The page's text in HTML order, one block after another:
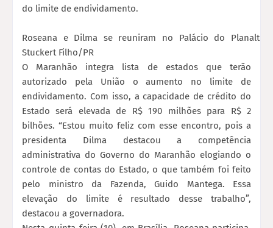
do limite de endividamento.
Roseana e Dilma se reuniram no Palácio do Planalto.
Stuckert Filho/PR
O Maranhão integra lista de estados que terão
autorizado pela União o aumento no limite de
endividamento. Com isso, a capacidade de crédito do
Estado será elevada de R$ 190 milhões para R$ 2
bilhões. “Estou muito feliz com esse encontro, pois a
presidenta Dilma destacou a competência
administrativa do Governo do Maranhão elogiando o
controle de contas do Estado, o que também foi feito
pelo ministro da Fazenda, Guido Mantega. Essa
elevação do limite é resultado desse trabalho”,
destacou a governadora.